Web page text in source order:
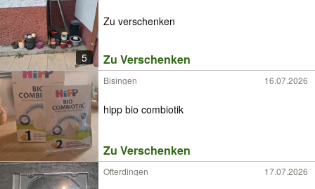
5
Zu verschenken
Zu Verschenken
Bisingen 16.07.2026
hipp bio combiotik
Zu Verschenken
Ofterdingen 17.07.2026